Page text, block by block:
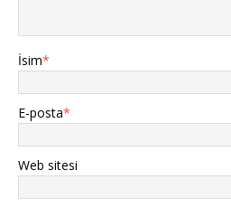
İsim*
E-posta*
Web sitesi